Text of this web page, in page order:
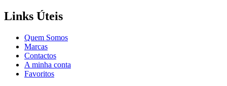
Links Úteis
Quem Somos
Marcas
Contactos
A minha conta
Favoritos